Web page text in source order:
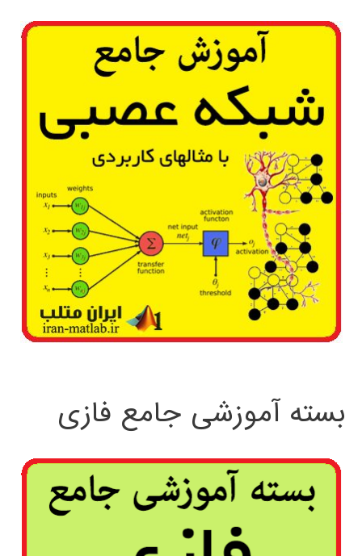
بسته آموزشی جامع فازی